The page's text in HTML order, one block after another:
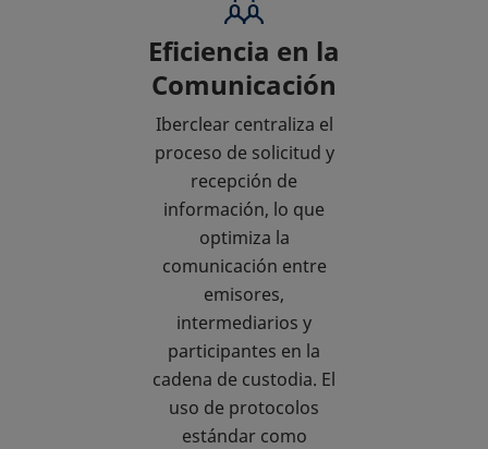
Eficiencia en la
Comunicación
Iberclear centraliza el
proceso de solicitud y
recepción de
información, lo que
optimiza la
comunicación entre
emisores,
intermediarios y
participantes en la
cadena de custodia. El
uso de protocolos
estándar como